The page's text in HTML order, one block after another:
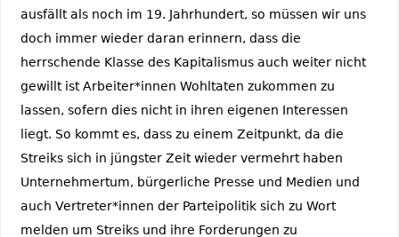
ausfällt als noch im 19. Jahrhundert, so müssen wir uns
doch immer wieder daran erinnern, dass die
herrschende Klasse des Kapitalismus auch weiter nicht
gewillt ist Arbeiter*innen Wohltaten zukommen zu
lassen, sofern dies nicht in ihren eigenen Interessen
liegt. So kommt es, dass zu einem Zeitpunkt, da die
Streiks sich in jüngster Zeit wieder vermehrt haben
Unternehmertum, bürgerliche Presse und Medien und
auch Vertreter*innen der Parteipolitik sich zu Wort
melden um Streiks und ihre Forderungen zu